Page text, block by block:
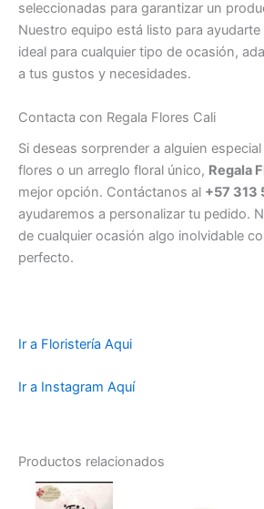
seleccionadas para garantizar un
Nuestro equipo está listo para ayudarte
ideal para cualquier tipo de ocasión,
a tus gustos y necesidades.
Contacta con Regala Flores Cali
Si deseas sorprender a alguien
flores o un arreglo floral único, Regala
mejor opción. Contáctanos al +57 313
ayudaremos a personalizar tu pedido.
de cualquier ocasión algo inolvidable
perfecto.
Ir a Floristería Aqui
Ir a Instagram Aquí
Productos relacionados